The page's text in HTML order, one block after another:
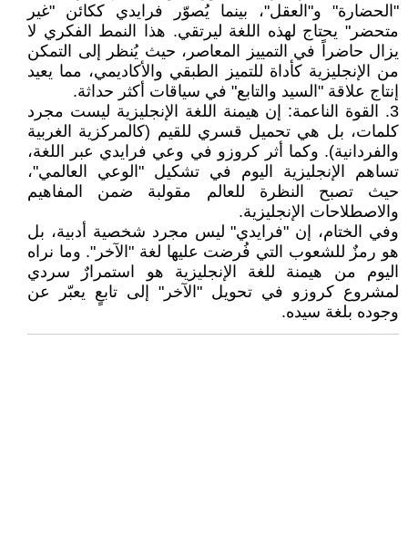
"الحضارة" و"العقل"، بينما يُصوّر فرايدي ككائن "غير
متحضر" يحتاج لهذه اللغة ليرتقي. هذا النمط الفكري لا
يزال حاضراً في التمييز المعاصر، حيث يُنظر إلى التمكن
من الإنجليزية كأداة للتميز الطبقي والأكاديمي، مما يعيد
إنتاج علاقة "السيد والتابع" في سياقات أكثر حداثة.
3. ​القوة الناعمة: إن هيمنة اللغة الإنجليزية ليست مجرد
كلمات، بل هي تحميل قسري للقيم (كالمركزية الغربية
والفردانية). وكما أثر كروزو في وعي فرايدي عبر اللغة،
تساهم الإنجليزية اليوم في تشكيل "الوعي العالمي"،
حيث تصبح النظرة للعالم مقولبة ضمن المفاهيم
والاصطلاحات الإنجليزية.
وفي الختام، إن "فرايدي" ليس مجرد شخصية أدبية، بل
هو رمزٌ للشعوب التي فُرضت عليها لغة "الآخر". وما نراه
اليوم من هيمنة للغة الإنجليزية هو استمرارٌ سردي
لمشروع كروزو في تحويل "الآخر" إلى تابعٍ يعبّر عن
وجوده بلغة سيده.